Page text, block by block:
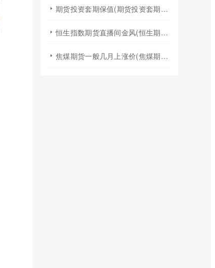
期货投资套期保值(期货投资套期保值什么意思)
恒生指数期货直播间金风(恒生期货夜盘行情)
焦煤期货一般几月上涨价(焦煤期货夏天涨价吗)